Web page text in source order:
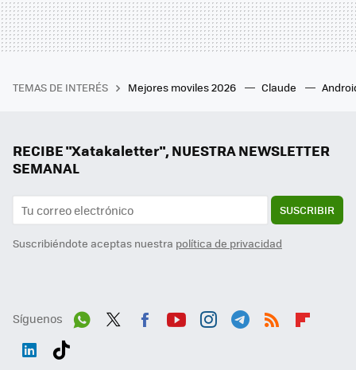
TEMAS DE INTERÉS Mejores moviles 2026 Claude
RECIBE "Xatakaletter", NUESTRA NEWSLETTER
SEMANAL
SUSCRIBIR
Suscribiéndote aceptas nuestra política de privacidad
Síguenos